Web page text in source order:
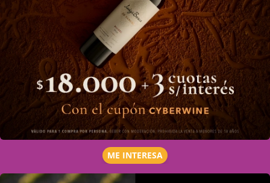
ME INTERESA